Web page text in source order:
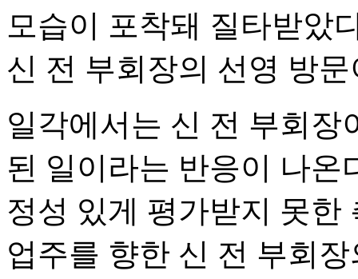
모습이 포착돼 질타받았
신 전 부회장의 선영 방
일각에서는 신 전 부회장
된 일이라는 반응이 나온
정성 있게 평가받지 못한
업주를 향한 신 전 부회